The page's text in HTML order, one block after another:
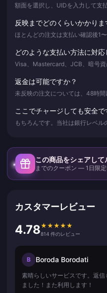
額面を選択し、UIDを入力して支
反映までどのくらいかかりま
ほとんどの注文は支払い確認後1
どのような支払い方法に対応
Visa、Mastercard、JCB、暗号資
返金は可能ですか？
未反映の注文については、48時
ここでチャージしても安全で
もちろんです。当社は銀行レベ
この商品をシェアして
までのクーポン — 1日限
カスタマーレビュー
4.78★ ★ ★ ★ ★
814 件のレビュー
B Boroda Borodati
素晴らしいサービスです。返
ました！また利用します！